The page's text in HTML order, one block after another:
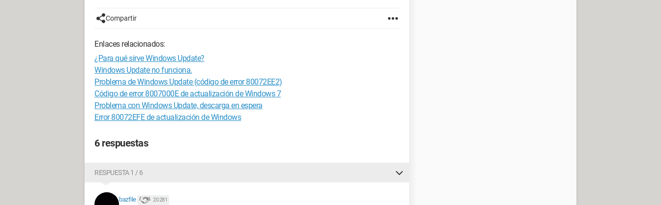
Compartir
Enlaces relacionados:
¿Para qué sirve Windows Update?
Windows Update no funciona.
Problema de Windows Update (código de error 80072EE2)
Código de error 8007000E de actualización de Windows 7
Problema con Windows Update, descarga en espera
Error 80072EFE de actualización de Windows
6 respuestas
RESPUESTA 1 / 6
bazfile 20 281